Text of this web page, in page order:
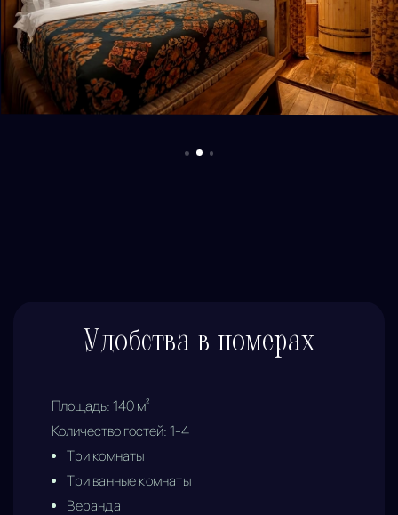
Удобства в номерах
Площадь:140 м²
Количество гостей:1-4
Три комнаты
Три ванные комнаты
Веранда